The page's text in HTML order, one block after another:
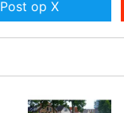
Post op X